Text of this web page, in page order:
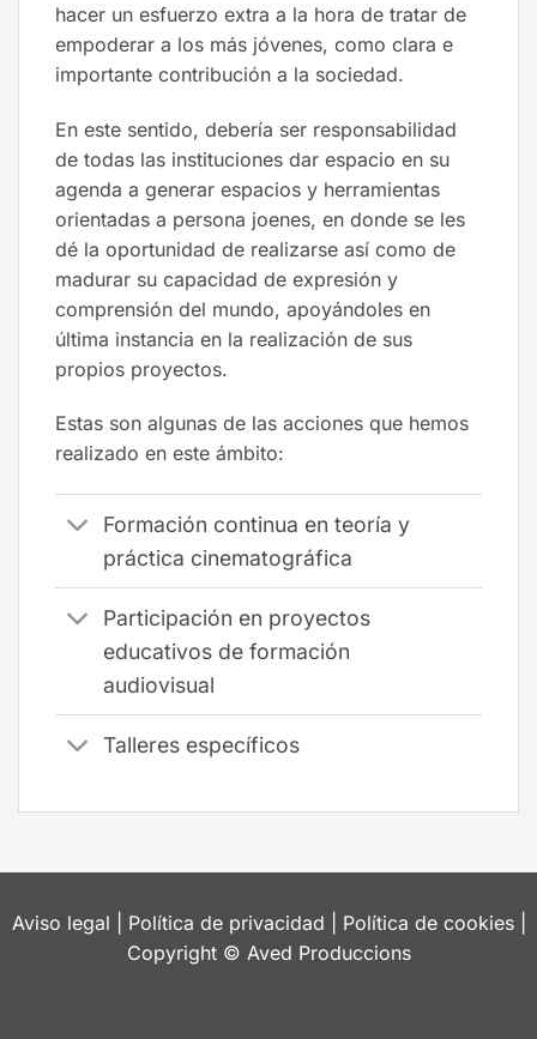
hacer un esfuerzo extra a la hora de tratar de
empoderar a los más jóvenes, como clara e
importante contribución a la sociedad.
En este sentido, debería ser responsabilidad
de todas las instituciones dar espacio en su
agenda a generar espacios y herramientas
orientadas a persona joenes, en donde se les
dé la oportunidad de realizarse así como de
madurar su capacidad de expresión y
comprensión del mundo, apoyándoles en
última instancia en la realización de sus
propios proyectos.
Estas son algunas de las acciones que hemos
realizado en este ámbito:
Formación continua en teoría y
práctica cinematográfica
Participación en proyectos
educativos de formación
audiovisual
Talleres específicos
Aviso legal Política de privacidad Política de cookies|
Copyright © Aved Produccions